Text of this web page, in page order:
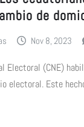
de
Nov 8, 2023
Electoral (CNE)
electoral. Este